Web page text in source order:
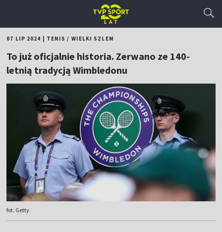
07 LIP 2024 TENIS / WIELKI SZLEM
To już oficjalnie historia. Zerwano ze 140-
letnią tradycją Wimbledonu
fot. Getty